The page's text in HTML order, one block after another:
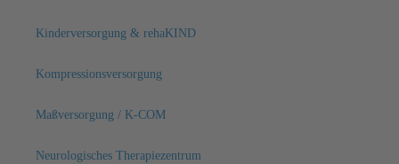
Kinderversorgung & rehaKIND
Kompressionsversorgung
Maßversorgung / K-COM
Neurologisches Therapiezentrum